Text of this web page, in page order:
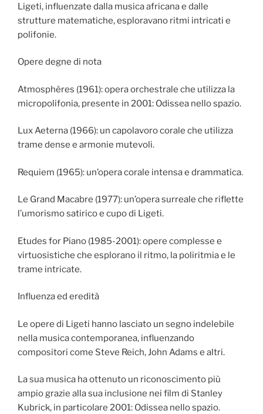
Ligeti, influenzate dalla musica africana e dalle
strutture matematiche, esploravano ritmi intricati e
polifonie.
Opere degne di nota
Atmosphères (1961): opera orchestrale che utilizza la
micropolifonia, presente in 2001: Odissea nello spazio.
Lux Aeterna (1966): un capolavoro corale che utilizza
trame dense e armonie mutevoli.
Requiem (1965): un’opera corale intensa e drammatica.
Le Grand Macabre (1977): un’opera surreale che riflette
l’umorismo satirico e cupo di Ligeti.
Etudes for Piano (1985-2001): opere complesse e
virtuosistiche che esplorano il ritmo, la poliritmia e le
trame intricate.
Influenza ed eredità
Le opere di Ligeti hanno lasciato un segno indelebile
nella musica contemporanea, influenzando
compositori come Steve Reich, John Adams e altri.
La sua musica ha ottenuto un riconoscimento più
ampio grazie alla sua inclusione nei film di Stanley
Kubrick, in particolare 2001: Odissea nello spazio.